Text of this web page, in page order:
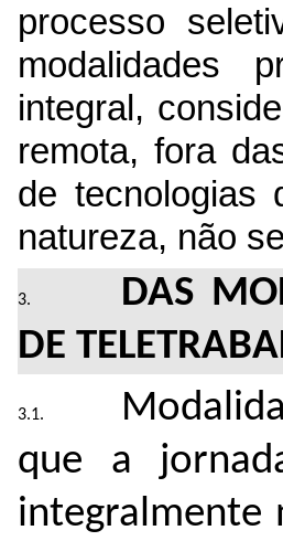
processo
modalidades
integral,
remota, fora
de tecnologias
natureza, não
DAS
DE
que a
integralmente